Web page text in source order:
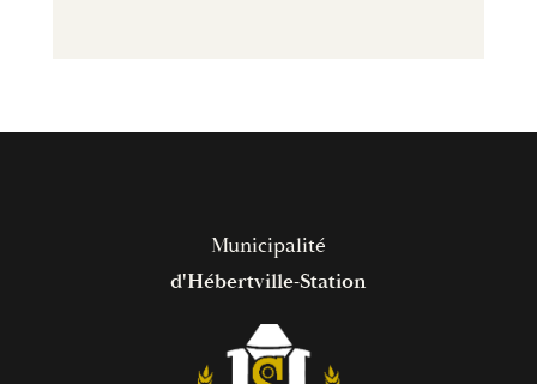
Municipalité
d'Hébertville-Station